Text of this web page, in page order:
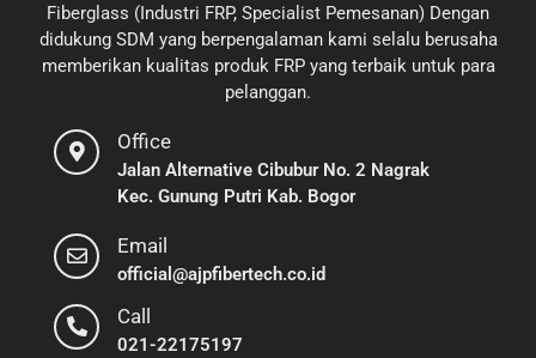
Fiberglass (Industri FRP, Specialist Pemesanan) Dengan
didukung SDM yang berpengalaman kami selalu berusaha
memberikan kualitas produk FRP yang terbaik untuk para
pelanggan.
Office
Jalan Alternative Cibubur No. 2 Nagrak
Kec. Gunung Putri Kab. Bogor
Email
official@ajpfibertech.co.id
Call
021-22175197